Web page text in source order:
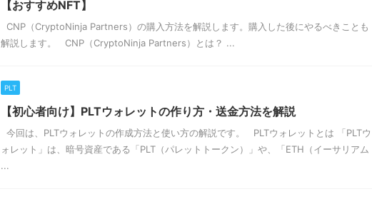
【おすすめNFT】
CNP（CryptoNinja Partners）の購入方法を解説します。購入した後にやるべきことも
解説します。 CNP（CryptoNinja Partners）とは？ ...
PLT
【初心者向け】PLTウォレットの作り方・送金方法を解説
今回は、PLTウォレットの作成方法と使い方の解説です。 PLTウォレットとは 「PLTウ
ォレット」は、暗号資産である「PLT（パレットトークン）」や、「ETH（イーサリアム
...